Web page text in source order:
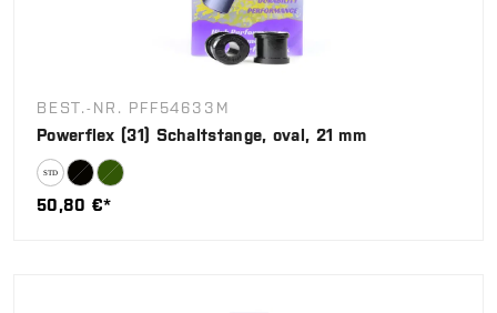
BEST.-NR. PFF54633M
Powerflex (31) Schaltstange, oval, 21 mm
50,80 €*